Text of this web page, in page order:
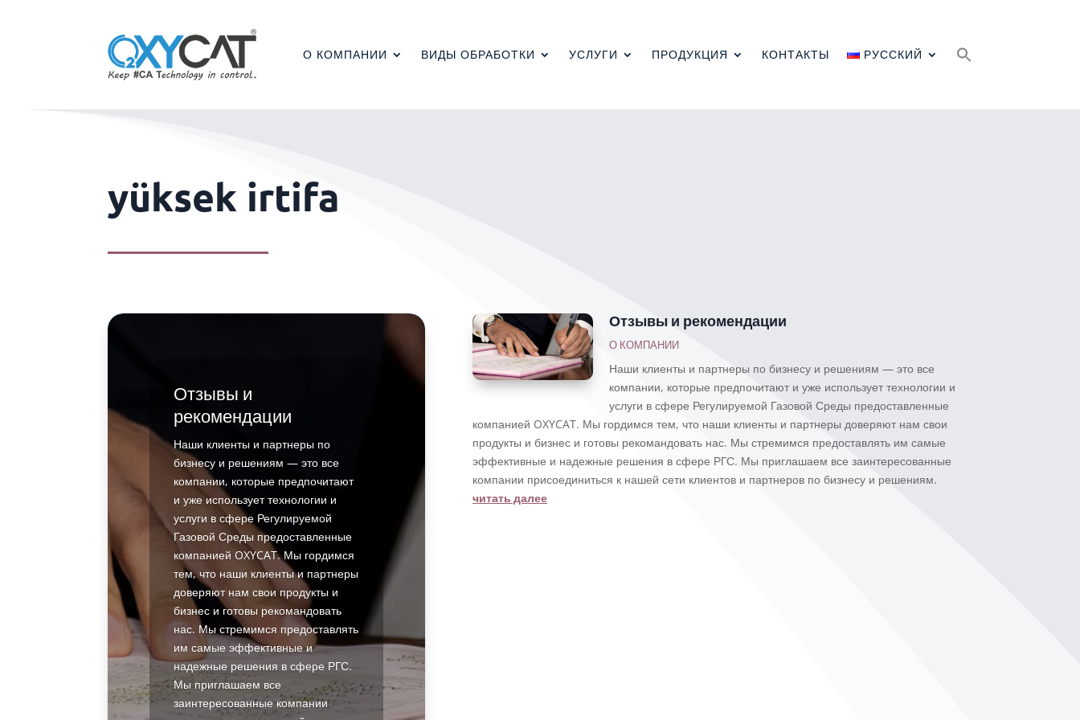
О КОМПАНИИ ВИДЫ ОБРАБОТКИ УСЛУГИ ПРОДУКЦИЯ КОНТАКТЫ РУССКИЙ
yüksek irtifa
Отзывы и
рекомендации
Наши клиенты и партнеры по
бизнесу и решениям — это все
компании, которые предпочитают
и уже использует технологии и
услуги в сфере Регулируемой
Газовой Среды предоставленные
компанией OXYCAT. Мы гордимся
тем, что наши клиенты и партнеры
доверяют нам свои продукты и
бизнес и готовы рекомандовать
нас. Мы стремимся предоставлять
им самые эффективные и
надежные решения в сфере РГС.
Мы приглашаем все
заинтересованные компании
Отзывы и рекомендации
О КОМПАНИИ
Наши клиенты и партнеры по бизнесу и решениям — это все
компании, которые предпочитают и уже использует технологии и
услуги в сфере Регулируемой Газовой Среды предоставленные
компанией OXYCAT. Мы гордимся тем, что наши клиенты и партнеры доверяют нам свои
продукты и бизнес и готовы рекомандовать нас. Мы стремимся предоставлять им самые
эффективные и надежные решения в сфере РГС. Мы приглашаем все заинтересованные
компании присоединиться к нашей сети клиентов и партнеров по бизнесу и решениям.
читать далее